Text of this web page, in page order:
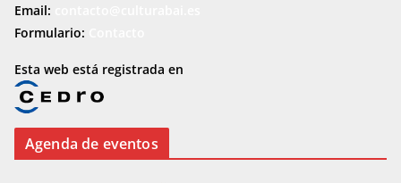
Email:
Formulario:
Esta web está registrada en
Agenda de eventos